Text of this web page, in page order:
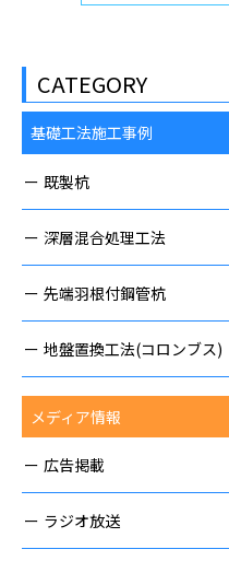
CATEGORY
基礎工法施工事例
既製杭
深層混合処理工法
先端羽根付鋼管杭
地盤置換工法(コロンブス)
メディア情報
広告掲載
ラジオ放送